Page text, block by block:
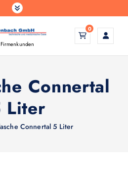
Firmenkunden
0
Connertal
Liter
Connertal 5 Liter